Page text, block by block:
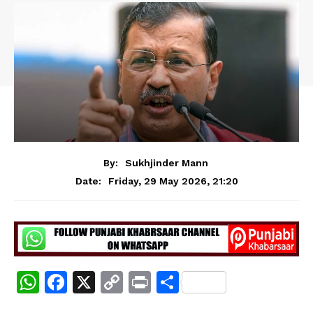
By:
Sukhjinder Mann
Date:
Friday, 29 May 2026, 21:20
W
F
X
C
Pr S